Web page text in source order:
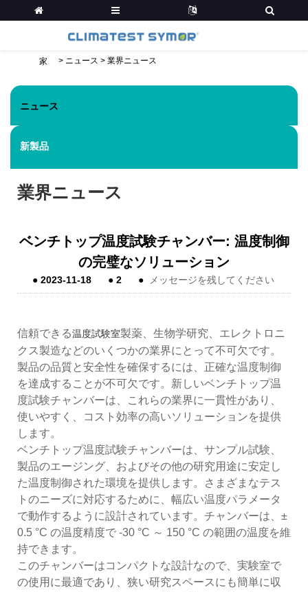
家 > ニュース > 業界ニュース
ニュース
新製品
業界ニュース
ベンチトップ温度試験チャンバー:​​ 温度制御
の完璧なソリューション
●2023-11-18 ●2 ● メッセージを残してください
信頼できる温度試験室製薬、生物学研究、エレクトロニ
クス製造などのいくつかの業界にとって不可欠です。
製品の品質と安全性を確保するには、正確な温度制御
を達成することが不可欠です。新しいベンチトップ温
度試験チャンバーは、これらの業界に一貫性があり、
使いやすく、コスト効率の高いソリューションを提供
します。
ベンチトップ温度試験チャンバーは、サンプル試験、
製品のエージング、およびその他の研究用途に安定し
た温度制御された環境を提供します。さまざまなテス
トのニーズに対応するために、幅広い温度パラメータ
で動作するように設計されています。チャンバーは、±
0.5 °C の温度精度で -30 °C ～ 150 °C の範囲の温度を維
持できます。
このチャンバーはコンパクトな設計なので、実験室で
の使用に最適であり、狭い研究スペースにも簡単に収